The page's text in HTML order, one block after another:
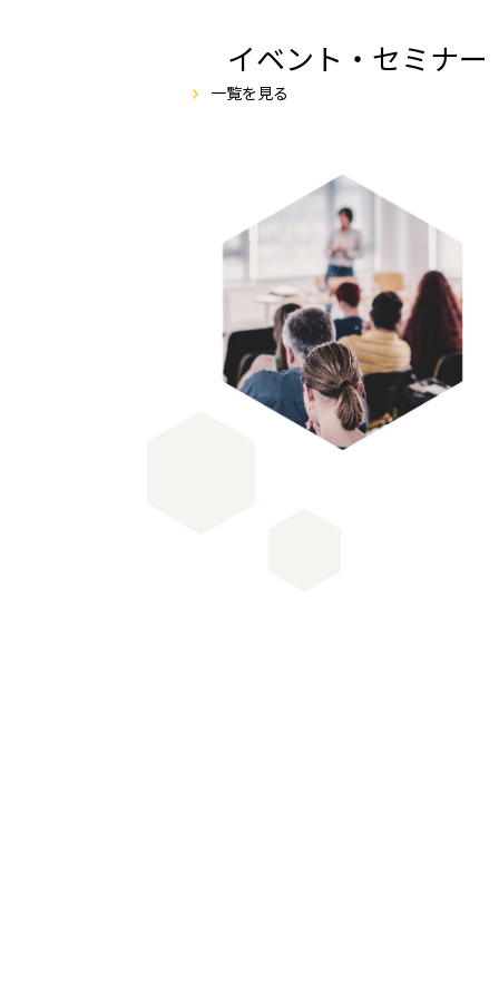
イベント・セミナー
一覧を見る